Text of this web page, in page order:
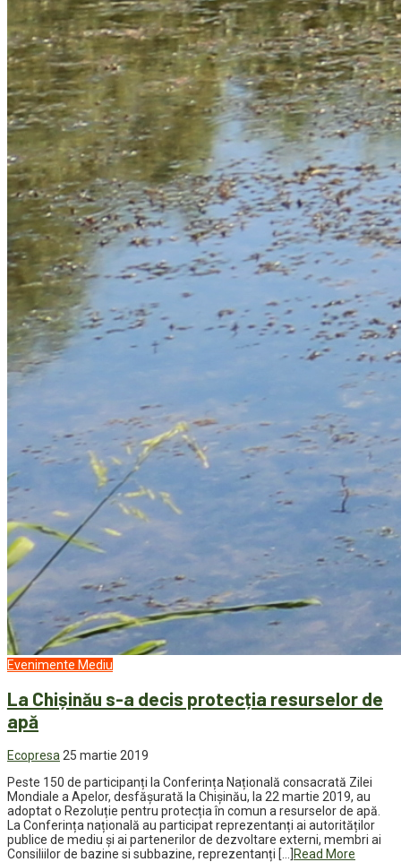
Evenimente Mediu
La Chișinău s-a decis protecția resurselor de
apă
Ecopresa 25 martie 2019
Peste 150 de participanți la Conferința Națională consacrată Zilei
Mondiale a Apelor, desfășurată la Chișinău, la 22 martie 2019, au
adoptat o Rezoluție pentru protecția în comun a resurselor de apă.
La Conferința națională au participat reprezentanți ai autorităților
publice de mediu și ai partenerilor de dezvoltare externi, membri ai
Consiliilor de bazine si subbazine, reprezentanți […]Read More